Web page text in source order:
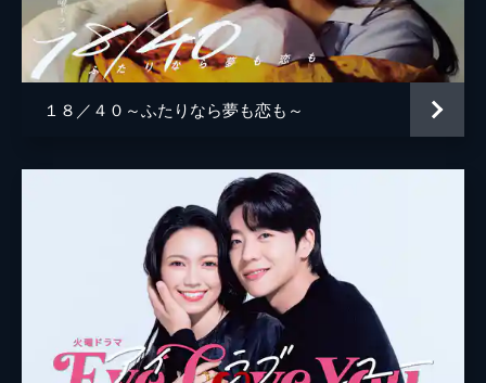
黒沢（ディーン・フジオカ）と対峙する。
46分
第７話 私が本当に好きな人は?!
ロポーズされたことを黒沢（ディーン・フジ
第８話 今度は私から!?主任とキス
最上（三浦翔平）に婚約指輪を返し、黒沢
（ディーン・フジオカ）と同居することにし
たミチコ（深田恭子）。だが婚約破棄を家族
に伝えられず、大見得を切ってしまい…。
第９話 主任の大決心！彼女か私か
１８／４０～ふたりなら夢も恋も～